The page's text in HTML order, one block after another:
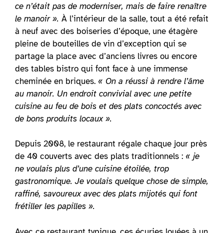
ce n’était pas de moderniser, mais de faire renaître
le manoir ». À l’intérieur de la salle, tout a été refait
à neuf avec des boiseries d’époque, une étagère
pleine de bouteilles de vin d’exception qui se
partage la place avec d’anciens livres ou encore
des tables bistro qui font face à une immense
cheminée en briques. « On a réussi à rendre l’âme
au manoir. Un endroit convivial avec une petite
cuisine au feu de bois et des plats concoctés avec
de bons produits locaux ».
Depuis 2008, le restaurant régale chaque jour près
de 40 couverts avec des plats traditionnels : « je
ne voulais plus d’une cuisine étoilée, trop
gastronomique. Je voulais quelque chose de simple,
raffiné, savoureux avec des plats mijotés qui font
frétiller les papilles ».